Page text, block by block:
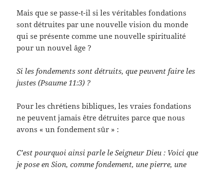
Mais que se passe-t-il si les véritables fondations
sont détruites par une nouvelle vision du monde
qui se présente comme une nouvelle spiritualité
pour un nouvel âge ?
Si les fondements sont détruits, que peuvent faire les
justes (Psaume 11:3) ?
Pour les chrétiens bibliques, les vraies fondations
ne peuvent jamais être détruites parce que nous
avons « un fondement sûr » :
C’est pourquoi ainsi parle le Seigneur Dieu : Voici que
je pose en Sion, comme fondement, une pierre, une